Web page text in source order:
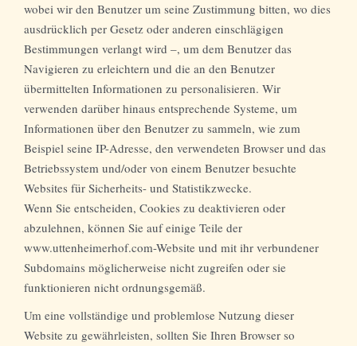
wobei wir den Benutzer um seine Zustimmung bitten, wo dies
ausdrücklich per Gesetz oder anderen einschlägigen
Bestimmungen verlangt wird –, um dem Benutzer das
Navigieren zu erleichtern und die an den Benutzer
übermittelten Informationen zu personalisieren. Wir
verwenden darüber hinaus entsprechende Systeme, um
Informationen über den Benutzer zu sammeln, wie zum
Beispiel seine IP-Adresse, den verwendeten Browser und das
Betriebssystem und/oder von einem Benutzer besuchte
Websites für Sicherheits- und Statistikzwecke.
Wenn Sie entscheiden, Cookies zu deaktivieren oder
abzulehnen, können Sie auf einige Teile der
www.uttenheimerhof.com-Website und mit ihr verbundener
Subdomains möglicherweise nicht zugreifen oder sie
funktionieren nicht ordnungsgemäß.
Um eine vollständige und problemlose Nutzung dieser
Website zu gewährleisten, sollten Sie Ihren Browser so